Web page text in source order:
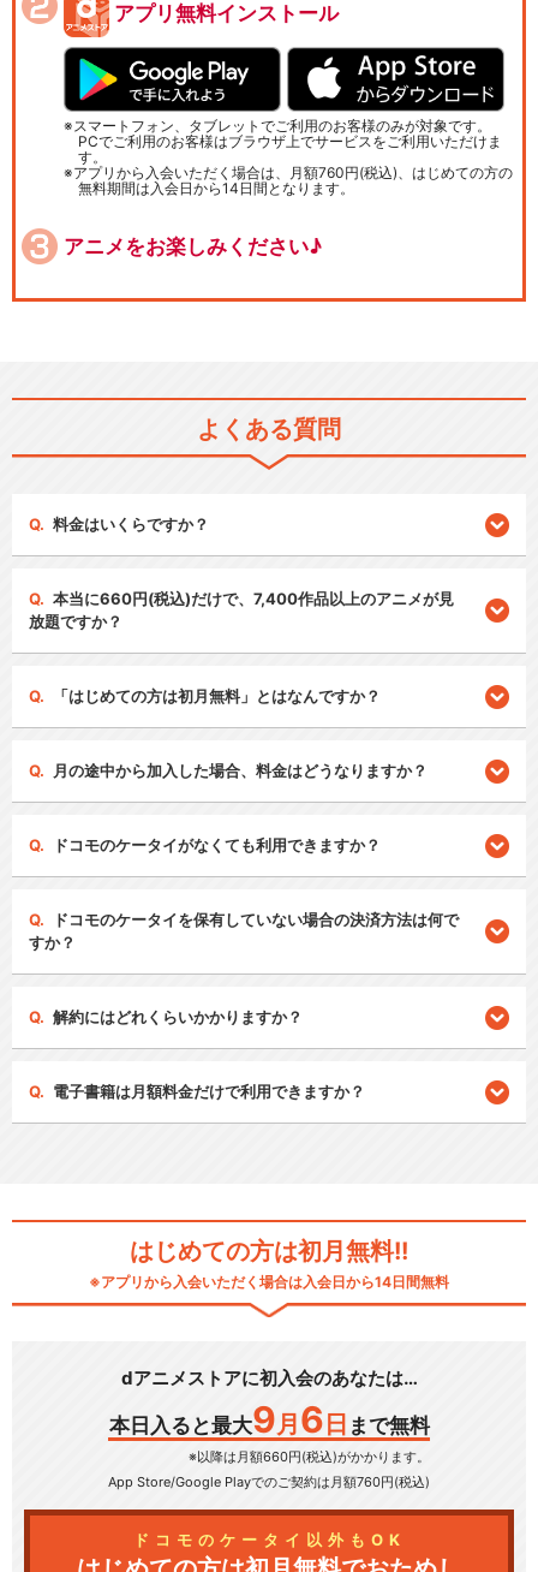
アプリ無料インストール
スマートフォン、タブレットでご利用のお客様のみが対象です。
PCでご利用のお客様はブラウザ上でサービスをご利用いただけま
す。
アプリから入会いただく場合は、月額760円(税込)、はじめての方の
無料期間は入会日から14日間となります。
アニメをお楽しみください♪
よくある質問
料金はいくらですか？
本当に660円(税込)だけで、7,400作品以上のアニメが見
放題ですか？
「はじめての方は初月無料」とはなんですか？
月の途中から加入した場合、料金はどうなりますか？
ドコモのケータイがなくても利用できますか？
ドコモのケータイを保有していない場合の決済方法は何で
すか？
解約にはどれくらいかかりますか？
電子書籍は月額料金だけで利用できますか？
はじめての方は初月無料!!
※アプリから入会いただく場合は入会日から14日間無料
dアニメストアに初入会のあなたは…
本日入ると最大9 月 6 日 まで無料
※以降は月額660円(税込)がかかります。
App Store/Google Playでのご契約は月額760円(税込)
ドコモのケータイ以外もOK